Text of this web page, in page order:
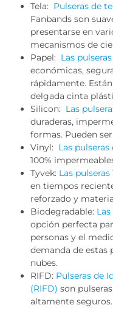
Tela: Pulseras de
Fanbands son
presentarse en
mecanismos de
Papel: Las
económicas,
rápidamente.
delgada cinta
Silicon: Las
duraderas,
formas. Pueden
Vinyl: Las
100%
Tyvek: Las pulseras
en tiempos
reforzado y
Biodegradable:
opción perfecta
personas y el
demanda de estas
nubes.
RIFD: Pulseras de
(RIFD) son
altamente